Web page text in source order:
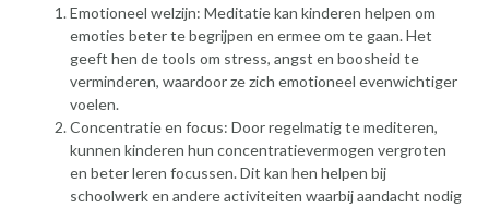
Emotioneel welzijn: Meditatie kan kinderen helpen om
emoties beter te begrijpen en ermee om te gaan. Het
geeft hen de tools om stress, angst en boosheid te
verminderen, waardoor ze zich emotioneel evenwichtiger
voelen.
Concentratie en focus: Door regelmatig te mediteren,
kunnen kinderen hun concentratievermogen vergroten
en beter leren focussen. Dit kan hen helpen bij
schoolwerk en andere activiteiten waarbij aandacht nodig